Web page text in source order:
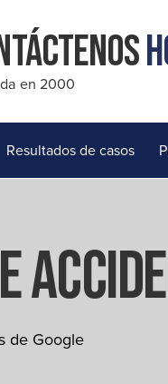
en 2000
Resultados de casos